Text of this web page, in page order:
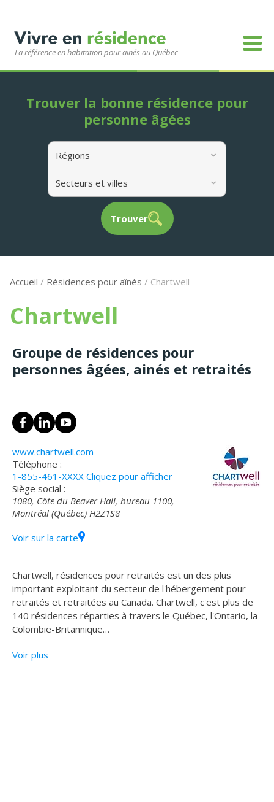
La référence en habitation pour ainés au Québec
Régions
Secteurs et villes
Trouver
Trouver la bonne résidence pour
personne âgées
Accueil / Résidences pour aînés / Chartwell
Chartwell
Groupe de résidences pour
personnes âgées, ainés et retraités
www.chartwell.com
Téléphone :
1-855-461-XXXX Cliquez pour afficher
Siège social :
1080, Côte du Beaver Hall, bureau 1100,
Montréal (Québec) H2Z1S8
Voir sur la carte
Chartwell, résidences pour retraités est un des plus
important exploitant du secteur de l'hébergement pour
retraités et retraitées au Canada. Chartwell, c'est plus de
140 résidences réparties à travers le Québec, l'Ontario, la
Colombie-Britannique…
Voir plus